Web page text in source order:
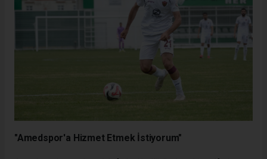
"Amedspor'a Hizmet Etmek İstiyorum"